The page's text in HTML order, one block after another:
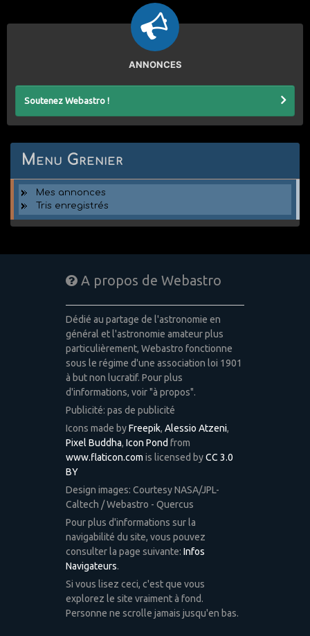
ANNONCES
Soutenez Webastro !
Menu Grenier
Mes annonces
Tris enregistrés
A propos de Webastro
Dédié au partage de l'astronomie en
général et l'astronomie amateur plus
particulièrement, Webastro fonctionne
sous le régime d'une association loi 1901
à but non lucratif. Pour plus
d'informations, voir "à propos".
Publicité: pas de publicité
Icons made byFreepik, Alessio Atzeni,
Pixel Buddha, Icon Pond from
www.flaticon.com is licensed byCC 3.0
BY
Design images: Courtesy NASA/JPL-
Caltech / Webastro - Quercus
Pour plus d'informations sur la
navigabilité du site, vous pouvez
consulter la page suivante: Infos
Navigateurs.
Si vous lisez ceci, c'est que vous
explorez le site vraiment à fond.
Personne ne scrolle jamais jusqu'en bas.